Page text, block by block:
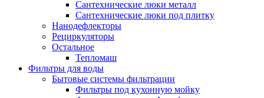
Сантехнические люки металл
Сантехнические люки под плитку
Нанодефлекторы
Рециркуляторы
Остальное
Тепломаш
Фильтры для воды
Бытовые системы фильтрации
Фильтры под кухонную мойку